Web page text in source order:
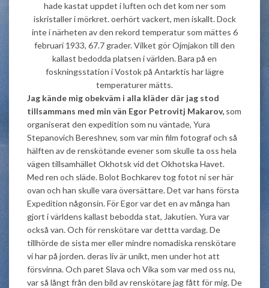
hade kastat uppdet i luften och det kom ner som
iskristaller i mörkret. oerhört vackert, men iskallt. Dock
inte i närheten av den rekord temperatur som mättes 6
februari 1933, 67.7 grader. Vilket gör Ojmjakon till den
kallast bedodda platsen i världen. Bara på en
foskningsstation i Vostok på Antarktis har lägre
temperaturer mätts.
Jag kände mig obekväm i alla kläder där jag stod
tillsammans med min vän Egor Petrovitj Makarov, som
organiserat den expedition som nu väntade, Yura
Stepanovich Bereshnev, som var min film fotograf och så
hälften av de renskötande evener som skulle ta oss hela
vägen tillsamhället Okhotsk vid det Okhotska Havet.
Med ren och släde. Bolot Bochkarev tog fotot ni ser här
ovan och han skulle vara översättare. Det var hans första
Expedition någonsin. För Egor var det en av många han
gjort i världens kallast bebodda stat, Jakutien. Yura var
också van. Och för renskötare var dettta vardag. De
tillhörde de sista mer eller mindre nomadiska renskötare
vi har på jorden. deras liv är unikt, men under hot att
försvinna. Och paret Slava och Vika som var med oss nu,
var så långt från den bild av renskötare jag fått för mig. De